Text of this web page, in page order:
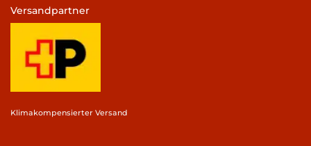
Versandpartner
Klimakompensierter Versand